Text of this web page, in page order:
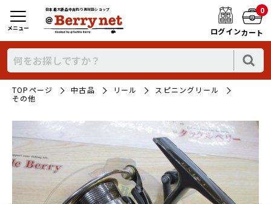
日本最大新品中古釣り具WEBショップ
ログイン
0
カート
メニュー
TOPページ 中古品 リール
スピニングリール
その他